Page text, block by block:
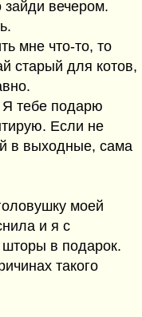
вечером.
мне что-то, то
старый для котов,
тебе подарю
Если не
в выходные, сама
моей
и я с
шторы в подарок.
такого